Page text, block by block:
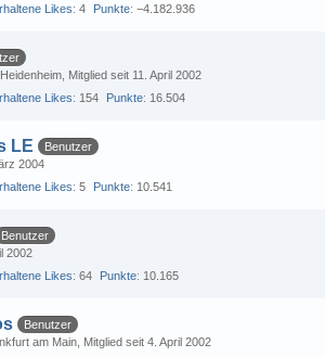
Likes 4 Punkte −4.182.936
Mitglied seit 11. April 2002
Likes 154 Punkte 16.504
LE
Benutzer
2004
Likes 5 Punkte 10.541
Benutzer
2002
Likes 64 Punkte 10.165
Benutzer
am Main Mitglied seit 4. April 2002